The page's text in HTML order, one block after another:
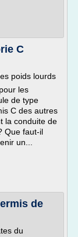
C
poids lourds
les
de type
C des autres
la conduite de
Que faut-il
un...
de
du